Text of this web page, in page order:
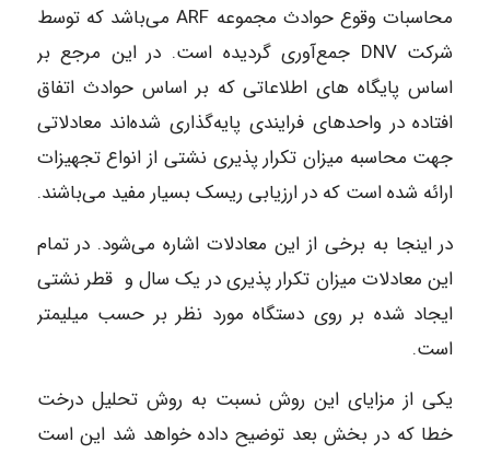
محاسبات وقوع حوادث مجموعه ARF می‌باشد که توسط
شرکت DNV جمع‌آوری گردیده است. در این مرجع بر
اساس پایگاه‌ های اطلاعاتی که بر اساس حوادث اتفاق
افتاده در واحدهای فرایندی پایه‌گذاری شده‌اند معادلاتی
جهت محاسبه میزان تکرار پذیری نشتی از انواع تجهیزات
ارائه شده است که در ارزیابی ریسک بسیار مفید می‌باشند.
در اینجا به برخی از این معادلات اشاره می‌شود. در تمام
این معادلات میزان تکرار پذیری در یک سال و قطر نشتی
ایجاد شده بر روی دستگاه مورد نظر بر حسب میلیمتر
است.
یکی از مزایای این روش نسبت به روش تحلیل درخت
خطا که در بخش بعد توضیح داده خواهد شد این است